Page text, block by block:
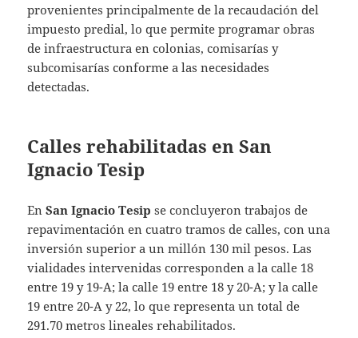
provenientes principalmente de la recaudación del
impuesto predial, lo que permite programar obras
de infraestructura en colonias, comisarías y
subcomisarías conforme a las necesidades
detectadas.
Calles rehabilitadas en San
Ignacio Tesip
EnSan Ignacio Tesip se concluyeron trabajos de
repavimentación en cuatro tramos de calles, con una
inversión superior a un millón 130 mil pesos. Las
vialidades intervenidas corresponden a la calle 18
entre 19 y 19-A; la calle 19 entre 18 y 20-A; y la calle
19 entre 20-A y 22, lo que representa un total de
291.70 metros lineales rehabilitados.